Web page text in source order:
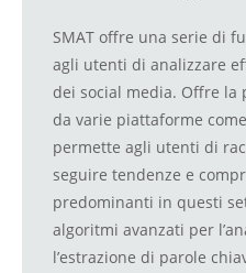
SMAT offre una serie di
agli utenti di analizzare
dei social media. Offre
da varie piattaforme
permette agli utenti di
seguire tendenze e
predominanti in questi
algoritmi avanzati per
l’estrazione di parole